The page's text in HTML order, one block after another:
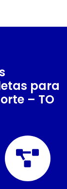
para
– TO